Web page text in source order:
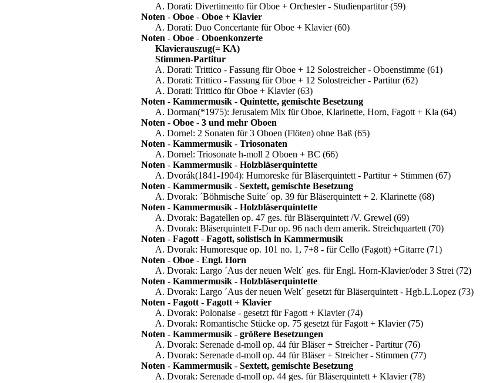
A. Dorati: Divertimento für Oboe + Orchester - Studienpartitur(59)
Noten - Oboe - Oboe + Klavier
A. Dorati: Duo Concertante für Oboe + Klavier(60)
Noten - Oboe - Oboenkonzerte
Klavierauszug(= KA)
Stimmen-Partitur
A. Dorati: Trittico - Fassung für Oboe + 12 Solostreicher - Oboenstimme (61)
A. Dorati: Trittico - Fassung für Oboe + 12 Solostreicher - Partitur(62)
A. Dorati: Trittico für Oboe + Klavier(63)
Noten - Kammermusik - Quintette, gemischte Besetzung
A. Dorman(*1975): Jerusalem Mix für Oboe, Klarinette, Horn, Fagott + Kla (64)
Noten - Oboe - 3 und mehr Oboen
A. Dornel: 2 Sonaten für 3 Oboen (Flöten) ohne Baß (65)
Noten - Kammermusik - Triosonaten
A. Dornel: Triosonate h-moll 2 Oboen + BC (66)
Noten - Kammermusik - Holzbläserquintette
A. Dvorák(1841-1904): Humoreske für Bläserquintett - Partitur + Stimmen (67)
Noten - Kammermusik - Sextett, gemischte Besetzung
A. Dvorak: ´Böhmische Suite´ op. 39 für Bläserquintett + 2. Klarinette (68)
Noten - Kammermusik - Holzbläserquintette
A. Dvorak: Bagatellen op. 47 ges. für Bläserquintett /V. Grewel (69)
A. Dvorak: Bläserquintett F-Dur op. 96 nach dem amerik. Streichquartett (70)
Noten - Fagott - Fagott, solistisch in Kammermusik
A. Dvorak: Humoresque op. 101 no. 1, 7+8 - für Cello (Fagott) +Gitarre (71)
Noten - Oboe - Engl. Horn
A. Dvorak: Largo ´Aus der neuen Welt´ ges. für Engl. Horn-Klavier/oder 3 Strei (72)
Noten - Kammermusik - Holzbläserquintette
A. Dvorak: Largo ´Aus der neuen Welt´ gesetzt für Bläserquintett - Hgb.L.Lopez (73)
Noten - Fagott - Fagott + Klavier
A. Dvorak: Polonaise - gesetzt für Fagott + Klavier(74)
A. Dvorak: Romantische Stücke op. 75 gesetzt für Fagott + Klavier(75)
Noten - Kammermusik - größere Besetzungen
A. Dvorak: Serenade d-moll op. 44 für Bläser + Streicher - Partitur(76)
A. Dvorak: Serenade d-moll op. 44 für Bläser + Streicher - Stimmen (77)
Noten - Kammermusik - Sextett, gemischte Besetzung
A. Dvorak: Serenade d-moll op. 44 ges. für Bläserquintett + Klavier(78)